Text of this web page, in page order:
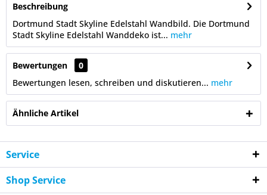
Beschreibung
Dortmund Stadt Skyline Edelstahl Wandbild. Die Dortmund
Stadt Skyline Edelstahl Wanddeko ist... mehr
Bewertungen
0
Bewertungen lesen, schreiben und diskutieren... mehr
Ähnliche Artikel
Service
Shop Service